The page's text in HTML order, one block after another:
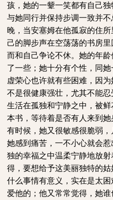
孩，她的一颦一笑都有自己
与她同行并保持步调一致并
晚，当安塞姆在他孤寂的住
己的脚步声在空荡荡的书房
而和自己争论不休。她的年
了一些；她十分有个性，同
虚荣心也许就有些困难，因
不是很健康强壮，尤其不能
生活在孤独和宁静之中，被
本书，等待着是否有人来到她
有时候，她又很敏感很脆弱
她感到痛苦，一不小心就会
独的幸福之中温柔宁静地放
得，要想给予这美丽独特的
什么事情有意义，实在是太
爱他的；他又常常觉得，她